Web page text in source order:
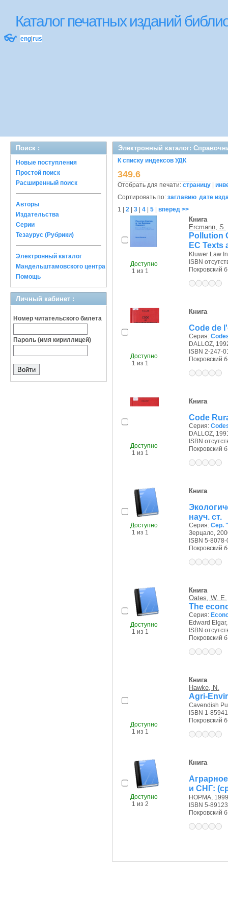
Каталог печатных изданий
👓 eng rus
Поиск :
Новые поступления
Простой поиск
Расширенный поиск
Авторы
Издательства
Серии
Тезаурус (Рубрики)
Электронный каталог
Мандельштамовского центра
Помощь
Личный кабинет :
Номер читательского билета
Пароль (имя кириллицей)
Электронный каталог:
К списку индексов УДК
349.6
Отобрать для печати: страницу
Сортировать по: заглавию дате
1
2 3 4 5 вперед >>
Доступно
1 из 1
Книга
Ercmann, S.
Pollution
EC Texts
Kluwer Law
ISBN
Покровский
Доступно
1 из 1
Книга
Code de
Серия:
DALLOZ,
ISBN 2-247-
Покровский
Доступно
1 из 1
Книга
Code
Серия:
DALLOZ,
ISBN
Покровский
Доступно
1 из 1
Книга
науч. ст.
Серия: Сер.
Зерцало,
ISBN 5-
Покровский
Доступно
1 из 1
Книга
Oates, W. E.
The
Серия:
Edward
ISBN
Покровский
Доступно
1 из 1
Книга
Hawke, N.
Agri-
Cavendish
ISBN 1-
Покровский
Доступно
1 из 2
Книга
и СНГ:
НОРМА, 1999
ISBN 5-
Покровский